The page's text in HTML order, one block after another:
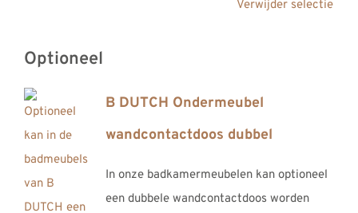
Verwijder selectie
Optioneel
B DUTCH Ondermeubel
wandcontactdoos dubbel
In onze badkamermeubelen kan optioneel
een dubbele wandcontactdoos worden